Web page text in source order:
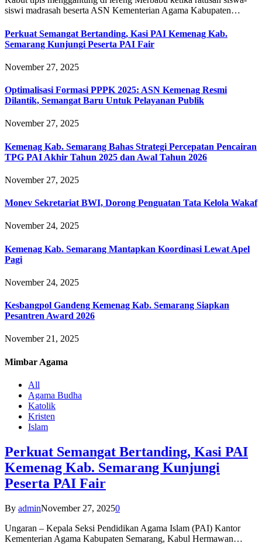
siswi madrasah beserta ASN Kementerian Agama Kabupaten…
Perkuat Semangat Bertanding, Kasi PAI Kemenag Kab.
Semarang Kunjungi Peserta PAI Fair
November 27, 2025
Optimalisasi Formasi PPPK 2025: ASN Kemenag Resmi
Dilantik, Semangat Baru Untuk Pelayanan Publik
November 27, 2025
Kemenag Kab. Semarang Bahas Strategi Percepatan Pencairan
TPG PAI Akhir Tahun 2025 dan Awal Tahun 2026
November 27, 2025
Monev Sekretariat BWI, Dorong Penguatan Tata Kelola Wakaf
November 24, 2025
Kemenag Kab. Semarang Mantapkan Koordinasi Lewat Apel
Pagi
November 24, 2025
Kesbangpol Gandeng Kemenag Kab. Semarang Siapkan
Pesantren Award 2026
November 21, 2025
Mimbar Agama
All
Agama Budha
Katolik
Kristen
Islam
Perkuat Semangat Bertanding, Kasi PAI
Kemenag Kab. Semarang Kunjungi
Peserta PAI Fair
By adminNovember 27, 20250
Ungaran – Kepala Seksi Pendidikan Agama Islam (PAI) Kantor
Kementerian Agama Kabupaten Semarang, Kabul Hermawan…